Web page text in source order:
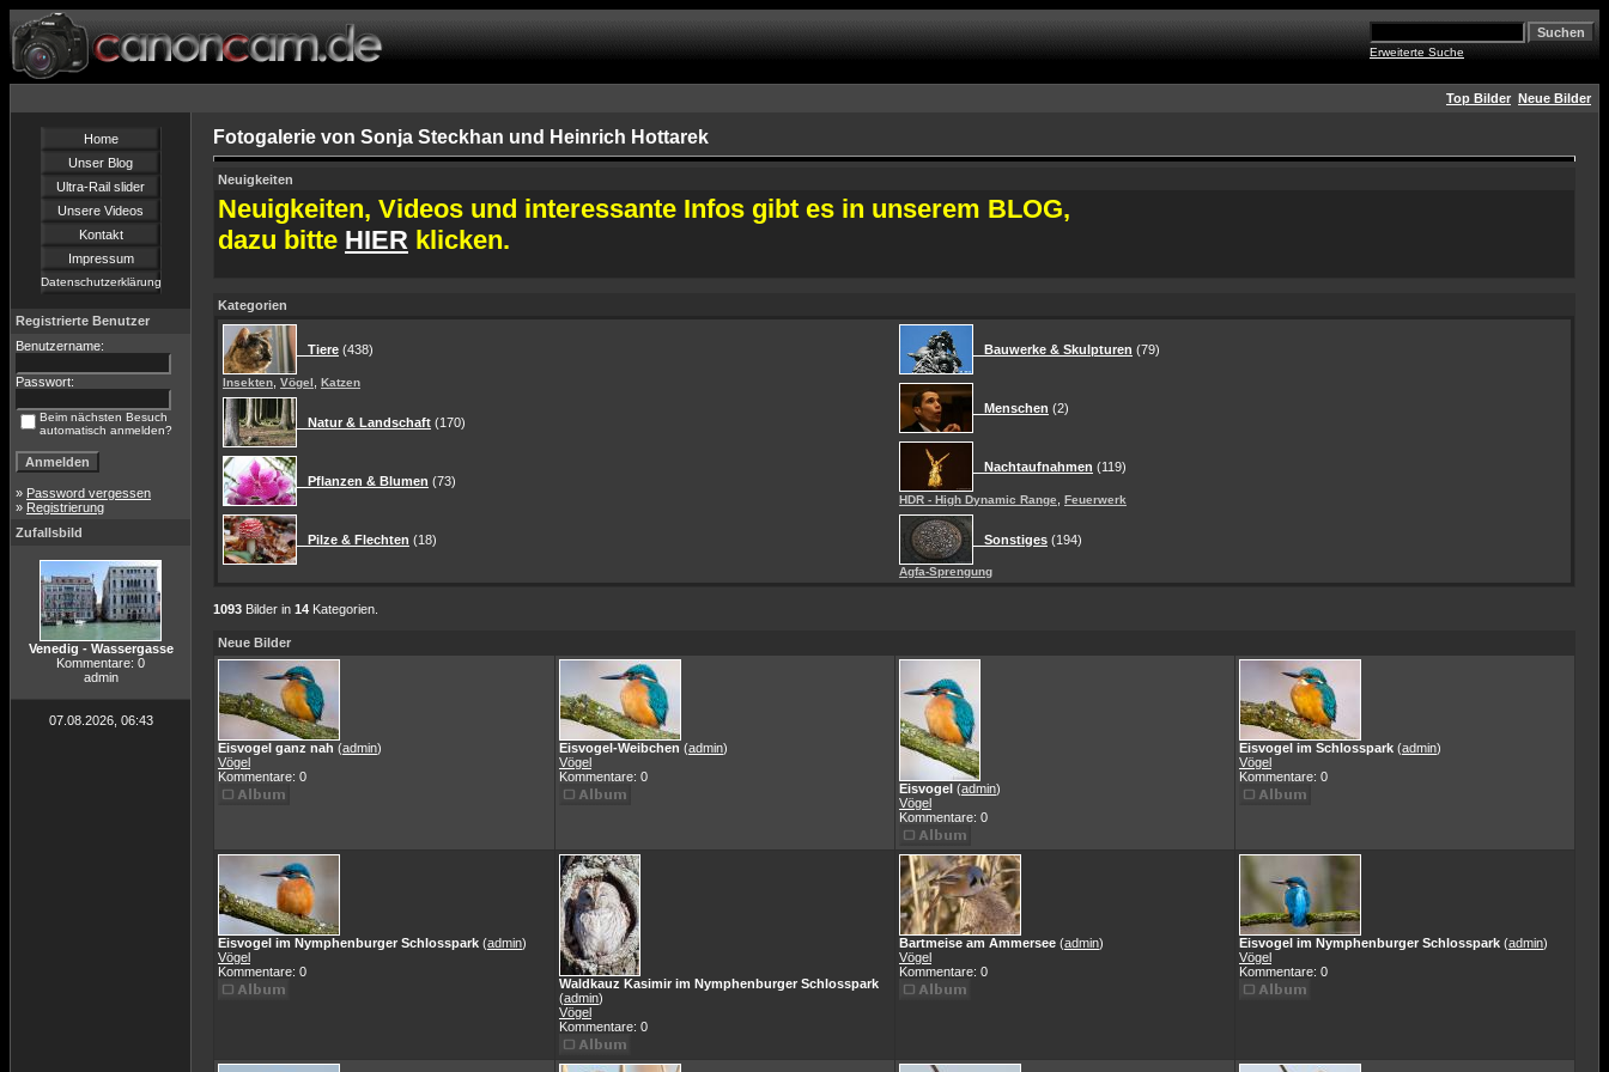
Erweiterte Suche
Top Bilder Neue Bilder
Home
Unser Blog
Ultra-Rail slider
Unsere Videos
Kontakt
Impressum
Datenschutzerklärung
Registrierte Benutzer
Benutzername:
Passwort:
Beim nächsten Besuch
automatisch anmelden?
» Password vergessen
» Registrierung
Zufallsbild
Venedig - Wassergasse
Kommentare: 0
admin
07.08.2026, 06:43
Fotogalerie von Sonja Steckhan und Heinrich Hottarek
Neuigkeiten
Neuigkeiten, Videos und interessante Infos gibt es in unserem BLOG,
dazu bitte HIER klicken.
Kategorien
Tiere (438)
Insekten Vögel Katzen
Natur & Landschaft (170)
Pflanzen & Blumen (73)
Pilze & Flechten (18)
Bauwerke & Skulpturen (79)
Menschen (2)
Nachtaufnahmen (119)
HDR - High Dynamic Range Feuerwerk
Sonstiges (194)
Agfa-Sprengung
1093 Bilder in 14 Kategorien.
Neue Bilder
Eisvogel ganz nah (admin)
Vögel
Kommentare: 0
Eisvogel-Weibchen (admin)
Vögel
Kommentare: 0
Eisvogel (admin)
Vögel
Kommentare: 0
Eisvogel im Schlosspark (admin)
Vögel
Kommentare: 0
Eisvogel im Nymphenburger Schlosspark (admin)
Vögel
Kommentare: 0
Waldkauz Kasimir im Nymphenburger Schlosspark
(admin)
Vögel
Kommentare: 0
Bartmeise am Ammersee (admin)
Vögel
Kommentare: 0
Eisvogel im Nymphenburger Schlosspark (admin)
Vögel
Kommentare: 0